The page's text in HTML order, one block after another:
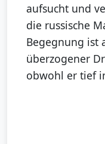
aufsucht und
die russische
Begegnung ist
überzogener
obwohl er tief